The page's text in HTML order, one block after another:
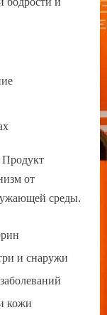
от
среды.
и снаружи
кожи